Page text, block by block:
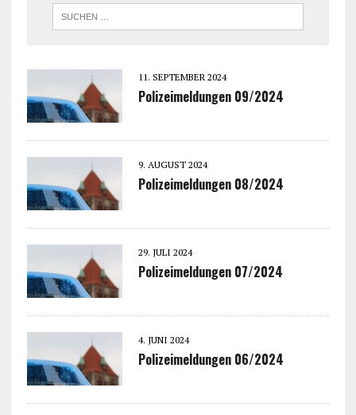
11. SEPTEMBER 2024
Polizeimeldungen 09/2024
9. AUGUST 2024
Polizeimeldungen 08/2024
29. JULI 2024
Polizeimeldungen 07/2024
4. JUNI 2024
Polizeimeldungen 06/2024